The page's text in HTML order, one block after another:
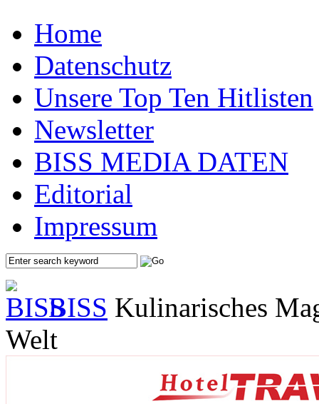
Home
Datenschutz
Unsere Top Ten Hitlisten
Newsletter
BISS MEDIA DATEN
Editorial
Impressum
BISS Kulinarisches
Welt